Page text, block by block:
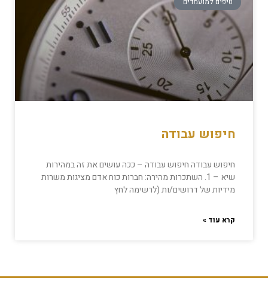
חיפוש עבודה
חיפוש עבודה חיפוש עבודה – ככה עושים את זה במהירות
שיא – 1. השתכרות מהירה: חברות כוח אדם מציגות משרות
מידיות של דרושים/ות (לרשימה לחץ
קרא עוד »